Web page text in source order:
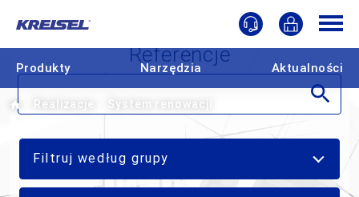
Produkty Narzędzia Aktualności
Home
Realizacje System renowacji
Referencje
Filtruj według grupy